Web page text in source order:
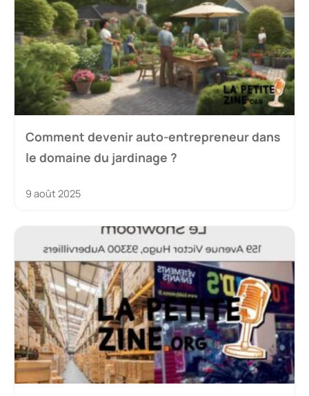
Comment devenir auto-entrepreneur dans
le domaine du jardinage ?
9 août 2025